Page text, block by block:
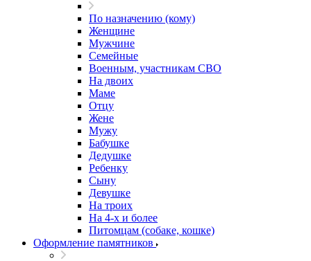
По назначению (кому)
Женщине
Мужчине
Семейные
Военным, участникам СВО
На двоих
Маме
Отцу
Жене
Мужу
Бабушке
Дедушке
Ребенку
Сыну
Девушке
На троих
На 4-х и более
Питомцам (собаке, кошке)
Оформление памятников